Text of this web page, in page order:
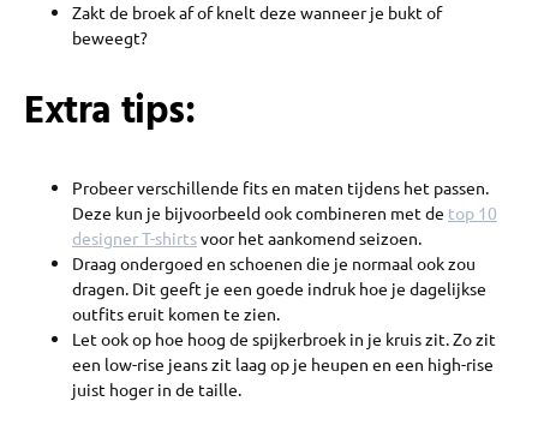
Zakt de broek af of knelt deze wanneer je bukt of
beweegt?
Extra tips:
Probeer verschillende fits en maten tijdens het passen.
Deze kun je bijvoorbeeld ook combineren met de top 10
designer T-shirtsvoor het aankomend seizoen.
Draag ondergoed en schoenen die je normaal ook zou
dragen. Dit geeft je een goede indruk hoe je dagelijkse
outfits eruit komen te zien.
Let ook op hoe hoog de spijkerbroek in je kruis zit. Zo zit
een low-rise jeans zit laag op je heupen en een high-rise
juist hoger in de taille.